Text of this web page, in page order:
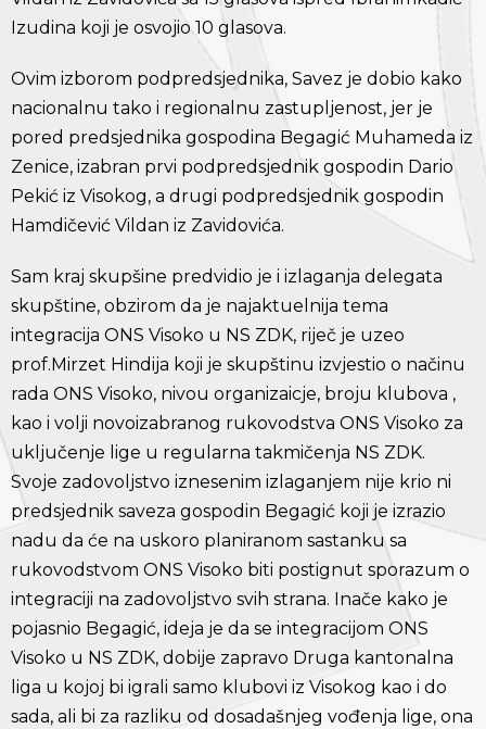
Izudina koji je osvojio 10 glasova.
Ovim izborom podpredsjednika, Savez je dobio kako
nacionalnu tako i regionalnu zastupljenost, jer je
pored predsjednika gospodina Begagić Muhameda iz
Zenice, izabran prvi podpredsjednik gospodin Dario
Pekić iz Visokog, a drugi podpredsjednik gospodin
Hamdičević Vildan iz Zavidovića.
Sam kraj skupšine predvidio je i izlaganja delegata
skupštine, obzirom da je najaktuelnija tema
integracija ONS Visoko u NS ZDK, riječ je uzeo
prof.Mirzet Hindija koji je skupštinu izvjestio o načinu
rada ONS Visoko, nivou organizaicje, broju klubova ,
kao i volji novoizabranog rukovodstva ONS Visoko za
uključenje lige u regularna takmičenja NS ZDK.
Svoje zadovoljstvo iznesenim izlaganjem nije krio ni
predsjednik saveza gospodin Begagić koji je izrazio
nadu da će na uskoro planiranom sastanku sa
rukovodstvom ONS Visoko biti postignut sporazum o
integraciji na zadovoljstvo svih strana. Inače kako je
pojasnio Begagić, ideja je da se integracijom ONS
Visoko u NS ZDK, dobije zapravo Druga kantonalna
liga u kojoj bi igrali samo klubovi iz Visokog kao i do
sada, ali bi za razliku od dosadašnjeg vođenja lige, ona